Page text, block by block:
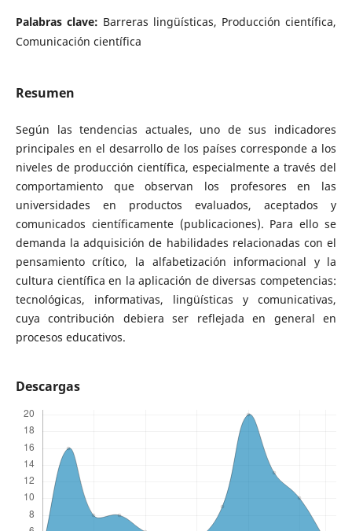
Palabras clave: Barreras lingüísticas, Producción científica,
Comunicación científica
Resumen
Según las tendencias actuales, uno de sus indicadores
principales en el desarrollo de los países corresponde a los
niveles de producción científica, especialmente a través del
comportamiento que observan los profesores en las
universidades en productos evaluados, aceptados y
comunicados científicamente (publicaciones). Para ello se
demanda la adquisición de habilidades relacionadas con el
pensamiento crítico, la alfabetización informacional y la
cultura científica en la aplicación de diversas competencias:
tecnológicas, informativas, lingüísticas y comunicativas,
cuya contribución debiera ser reflejada en general en
procesos educativos.
Descargas